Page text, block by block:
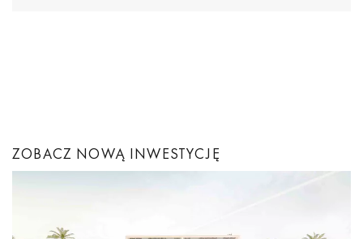
ZOBACZ NOWĄ INWESTYCJĘ